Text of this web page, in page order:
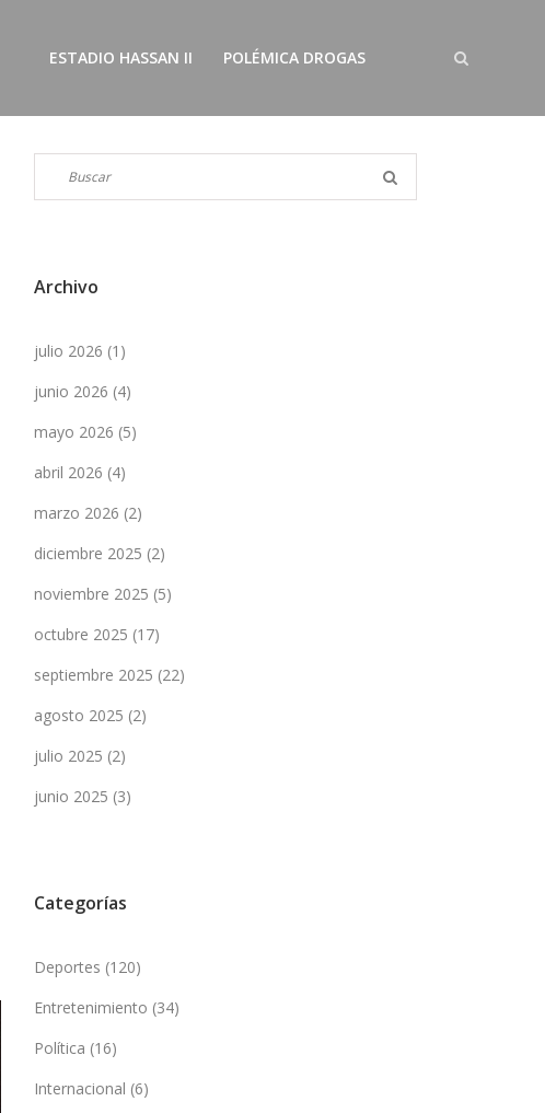
ESTADIO HASSAN II POLÉMICA DROGAS
Archivo
julio 2026 (1)
junio 2026 (4)
mayo 2026 (5)
abril 2026 (4)
marzo 2026 (2)
diciembre 2025 (2)
noviembre 2025 (5)
octubre 2025 (17)
septiembre 2025 (22)
agosto 2025 (2)
julio 2025 (2)
junio 2025 (3)
Categorías
Deportes (120)
Entretenimiento (34)
Política (16)
Internacional (6)